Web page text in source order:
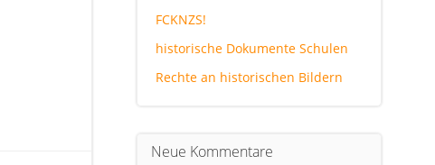
FCKNZS!
historische Dokumente Schulen
Rechte an historischen Bildern
Neue Kommentare